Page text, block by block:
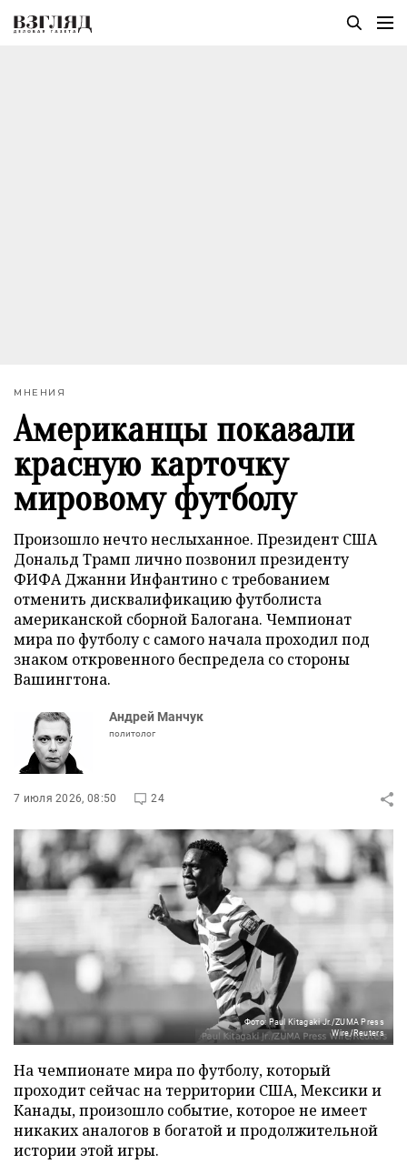
МНЕНИЯ
Американцы показали
красную карточку
мировому футболу
Произошло нечто неслыханное. Президент США
Дональд Трамп лично позвонил президенту
ФИФА Джанни Инфантино с требованием
отменить дисквалификацию футболиста
американской сборной Балогана. Чемпионат
мира по футболу с самого начала проходил под
знаком откровенного беспредела со стороны
Вашингтона.
Андрей Манчук
политолог
7 июля 2026, 08:50 24
Фото: Paul Kitagaki Jr./ZUMA Press
Wire/Reuters
На чемпионате мира по футболу, который
проходит сейчас на территории США, Мексики и
Канады, произошло событие, которое не имеет
никаких аналогов в богатой и продолжительной
истории этой игры.